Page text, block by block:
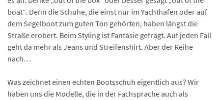
boat“. Denn die Schuhe, die einst nur im Yachthafen oder auf
dem Segelboot zum guten Ton gehörten, haben längst die
Straße erobert. Beim Styling ist Fantasie gefragt. Auf jeden Fall
geht da mehr als Jeans und Streifenshirt. Aber der Reihe
nach…
Was zeichnet einen echten Bootsschuh eigentlich aus? Wir
haben uns die Modelle, die in der Fachsprache auch als